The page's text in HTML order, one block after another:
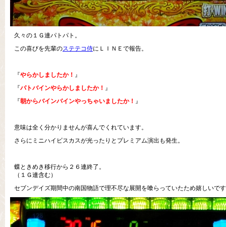
久々の１Ｇ連パトパト。
この喜びを先輩のステテコ侍にＬＩＮＥで報告。
『やらかしましたか！ 』
『パトバインやらかしましたか！ 』
『朝からバインバインやっちゃいましたか！ 』
意味は全く分かりませんが喜んでくれています。
さらにミニハイビスカスが光ったりとプレミアム演出も発生。
蝶ときめき移行から２６連終了。
（１Ｇ連含む）
セブンデイズ期間中の南国物語で理不尽な展開を喰らっていたため嬉しいで